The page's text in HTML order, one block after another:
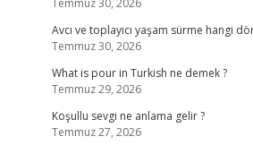
Temmuz 30, 2026
Avcı ve toplayıcı yaşam sürme hangi
Temmuz 30, 2026
What is pour in Turkish ne demek ?
Temmuz 29, 2026
Koşullu sevgi ne anlama gelir ?
Temmuz 27, 2026